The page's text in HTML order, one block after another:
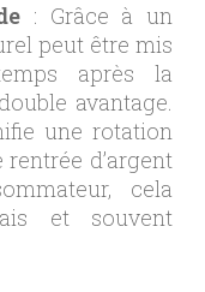
: Grâce à un
peut être mis
après la
avantage.
une rotation
d’argent
cela
et souvent